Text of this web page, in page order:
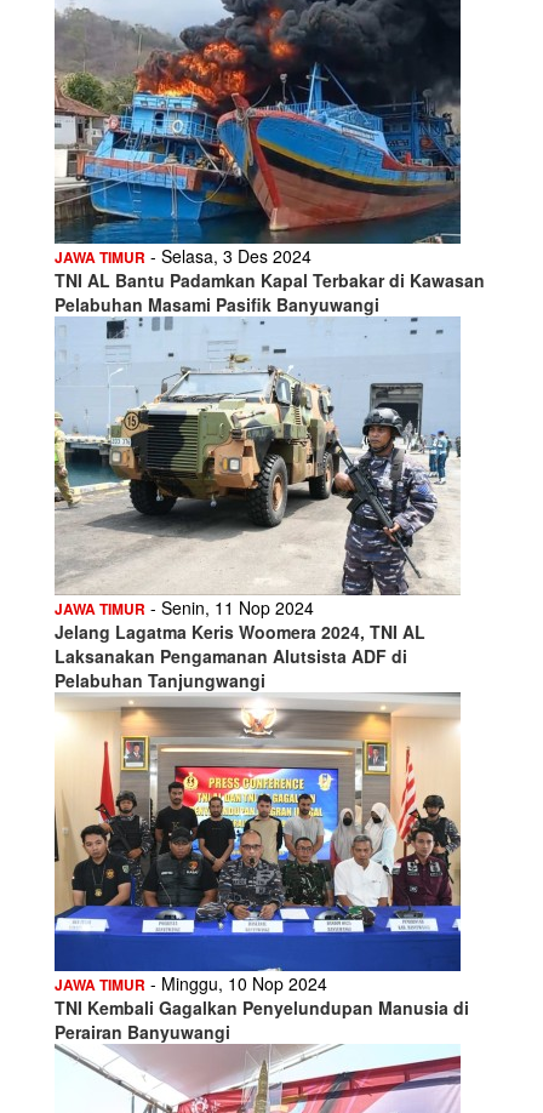
JAWA TIMUR - Selasa, 3 Des 2024
TNI AL Bantu Padamkan Kapal Terbakar di Kawasan
Pelabuhan Masami Pasifik Banyuwangi
JAWA TIMUR - Senin, 11 Nop 2024
Jelang Lagatma Keris Woomera 2024, TNI AL
Laksanakan Pengamanan Alutsista ADF di
Pelabuhan Tanjungwangi
JAWA TIMUR - Minggu, 10 Nop 2024
TNI Kembali Gagalkan Penyelundupan Manusia di
Perairan Banyuwangi